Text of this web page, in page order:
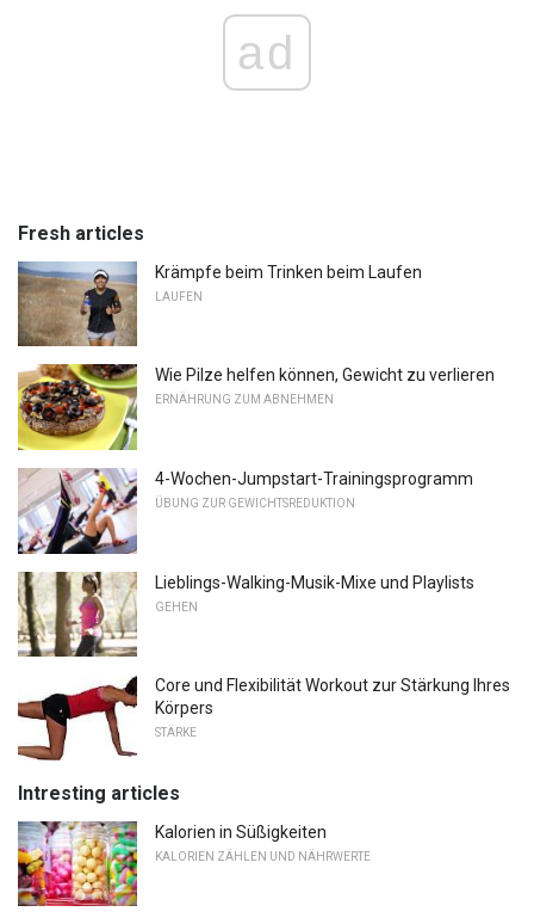
ad
Fresh articles
Krämpfe beim Trinken beim Laufen
LAUFEN
Wie Pilze helfen können, Gewicht zu verlieren
ERNÄHRUNG ZUM ABNEHMEN
4-Wochen-Jumpstart-Trainingsprogramm
ÜBUNG ZUR GEWICHTSREDUKTION
Lieblings-Walking-Musik-Mixe und Playlists
GEHEN
Core und Flexibilität Workout zur Stärkung Ihres
Körpers
STÄRKE
Intresting articles
Kalorien in Süßigkeiten
KALORIEN ZÄHLEN UND NÄHRWERTE